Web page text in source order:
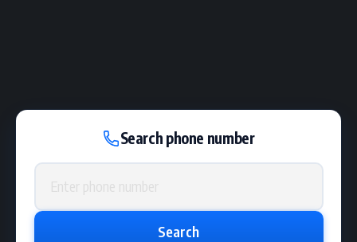
Search phone number
Phone number
Search